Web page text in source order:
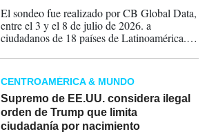
El sondeo fue realizado por CB Global Data,
entre el 3 y el 8 de julio de 2026. a
ciudadanos de 18 países de Latinoamérica.
mejor imagen la presidenta de Costa Rica,
Laura Fernández.
CENTROAMÉRICA & MUNDO
Supremo de EE.UU. considera ilegal
orden de Trump que limita
ciudadanía por nacimiento